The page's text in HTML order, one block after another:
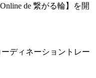
de 繋がる輪】を開